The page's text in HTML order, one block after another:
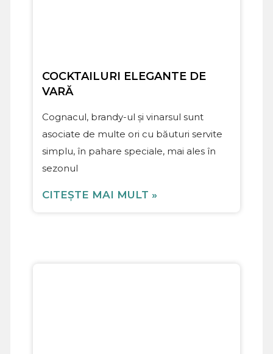
COCKTAILURI ELEGANTE DE
VARĂ
Cognacul, brandy-ul și vinarsul sunt
asociate de multe ori cu băuturi servite
simplu, în pahare speciale, mai ales în
sezonul
CITEȘTE MAI MULT »